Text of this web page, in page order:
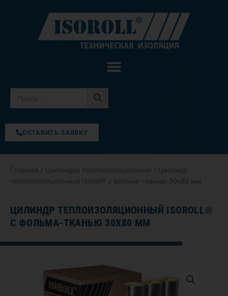
содержимому
ОСТАВИТЬ ЗАЯВКУ
Главная Цилиндры теплоизоляционные / Цилиндр
теплоизоляционный Isoroll® с фольма-тканью 30х80 мм
ЦИЛИНДР ТЕПЛОИЗОЛЯЦИОННЫЙ ISOROLL®
С ФОЛЬМА-ТКАНЬЮ 30Х80 ММ